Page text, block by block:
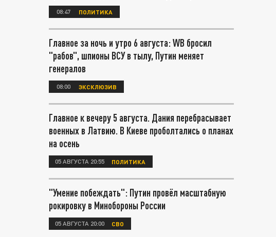
08:47 ПОЛИТИКА
Главное за ночь и утро 6 августа: WB бросил
"рабов", шпионы ВСУ в тылу, Путин меняет
генералов
08:00 ЭКСКЛЮЗИВ
Главное к вечеру 5 августа. Дания перебрасывает
военных в Латвию. В Киеве проболтались о планах
на осень
05 АВГУСТА 20:55 ПОЛИТИКА
"Умение побеждать": Путин провёл масштабную
рокировку в Минобороны России
05 АВГУСТА 20:00 СВО